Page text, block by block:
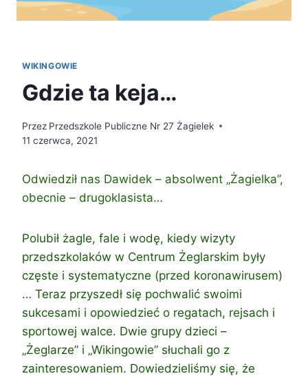
WIKINGOWIE
Gdzie ta keja…
Przez Przedszkole Publiczne Nr 27 Żagielek
11 czerwca, 2021
Odwiedził nas Dawidek – absolwent „Żagielka”,
obecnie – drugoklasista…
Polubił żagle, fale i wodę, kiedy wizyty
przedszkolaków w Centrum Żeglarskim były
częste i systematyczne (przed koronawirusem)
… Teraz przyszedł się pochwalić swoimi
sukcesami i opowiedzieć o regatach, rejsach i
sportowej walce. Dwie grupy dzieci –
„Żeglarze” i „Wikingowie” słuchali go z
zainteresowaniem. Dowiedzieliśmy się, że